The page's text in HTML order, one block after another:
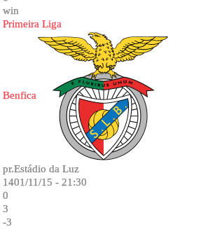
win
Primeira Liga
Benfica
pr.Estádio da Luz
1401/11/15 - 21:30
0
3
-3